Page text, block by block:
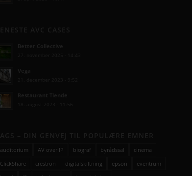
auditorium AV over IP biograf byrådssal
cinema
ClickShare
crestron digitalskiltning epson
eventrum